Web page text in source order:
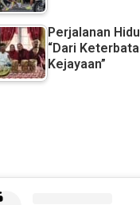
Perjalanan
“Dari
Kejayaan”